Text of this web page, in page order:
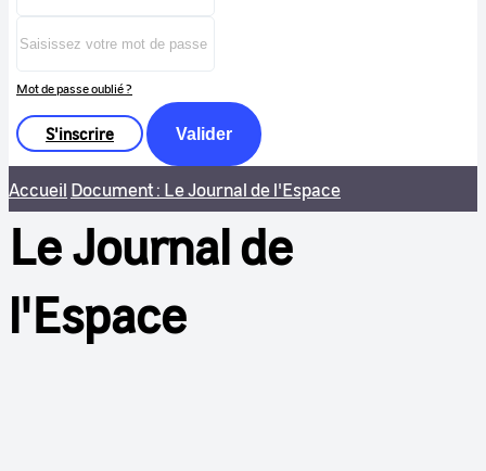
Mot de passe oublié ?
S'inscrire Valider
Accueil Document : Le Journal de l'Espace
Le Journal de
l'Espace